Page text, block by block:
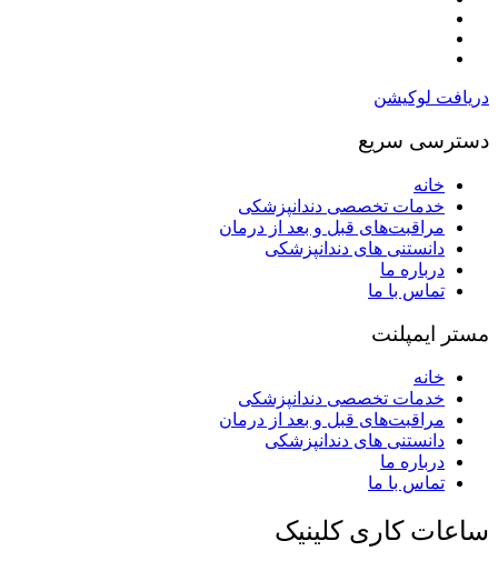
دریافت لوکیشن
دسترسی سریع
خانه
خدمات تخصصی دندانپزشکی
مراقبت‌های قبل و بعد از درمان
دانستنی های دندانپزشکی
درباره ما
تماس با ما
مستر ایمپلنت
خانه
خدمات تخصصی دندانپزشکی
مراقبت‌های قبل و بعد از درمان
دانستنی های دندانپزشکی
درباره ما
تماس با ما
ساعات کاری کلینیک